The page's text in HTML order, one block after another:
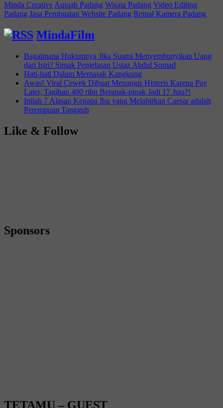
Minda Creative Aqiqah Padang Wisata Padang Video Editing
Padang Jasa Pembuatan Website Padang Rental Kamera Padang
MindaFilm
Bagaimana Hukumnya Jika Suami Menyembunyikan Uang
dari Istri? Simak Penjelasan Ustaz Abdul Somad
Hati-hati Dalam Memasak Kangkung
Awas! Viral Cewek Dibuat Menangis Histeris Karena Pay
Later, Tagihan 400 ribu Beranak-pinak Jadi 17 Juta?!
Inilah 7 Alasan Kenapa Ibu yang Melahirkan Caesar adalah
Perempuan Tangguh
Like & Follow
Sponsors
TETAMU – GUEST